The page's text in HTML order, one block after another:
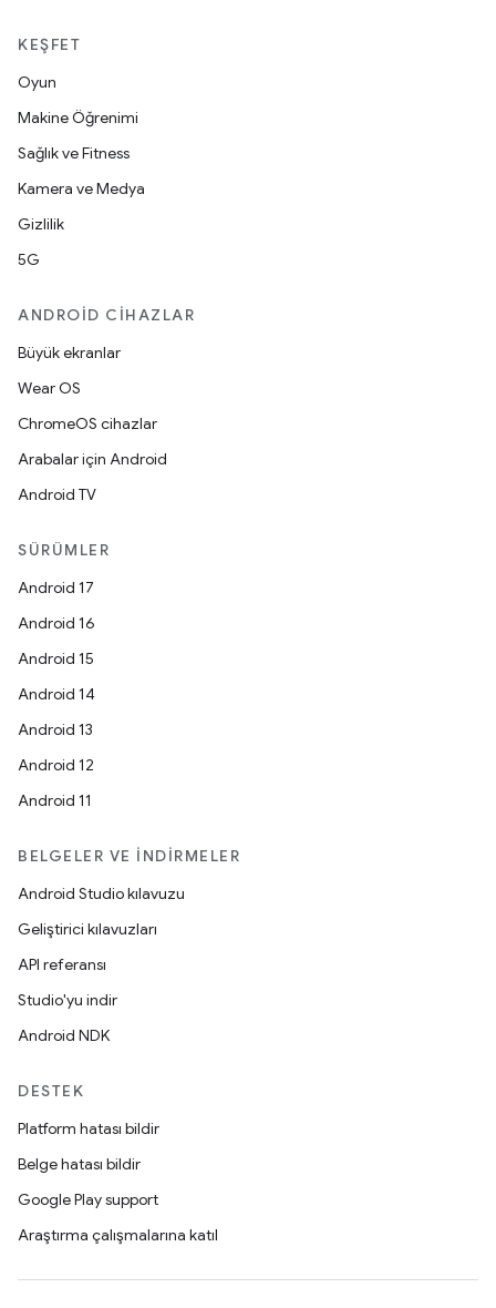
KEŞFET
Oyun
Makine Öğrenimi
Sağlık ve Fitness
Kamera ve Medya
Gizlilik
5G
ANDROID CIHAZLAR
Büyük ekranlar
Wear OS
ChromeOS cihazlar
Arabalar için Android
Android TV
SÜRÜMLER
Android 17
Android 16
Android 15
Android 14
Android 13
Android 12
Android 11
BELGELER VE İNDIRMELER
Android Studio kılavuzu
Geliştirici kılavuzları
API referansı
Studio'yu indir
Android NDK
DESTEK
Platform hatası bildir
Belge hatası bildir
Google Play support
Araştırma çalışmalarına katıl